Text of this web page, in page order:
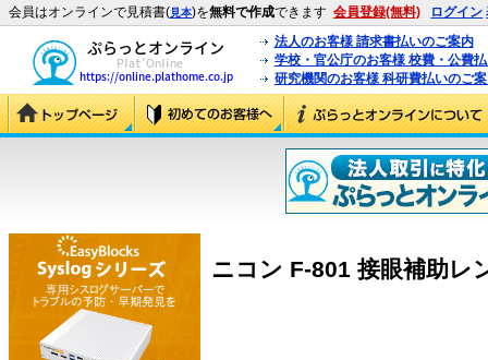
会員はオンラインで見積書(見本)を無料で作成できます 会員登録(無料) ログイン
法人のお客様 請求書払いのご案内
学校・官公庁のお客様 校費・公費
研究機関のお客様 科研費払いのご
ニコン F-801 接眼補助レ